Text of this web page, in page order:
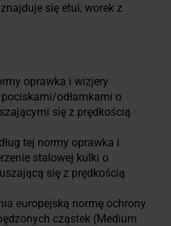
się etui, worek z
oprawka i wizjery
odłamkami o
się z prędkością
tej normy oprawka i
stalowej kulki o
się z prędkością
europejską normę ochrony
cząstek (Medium